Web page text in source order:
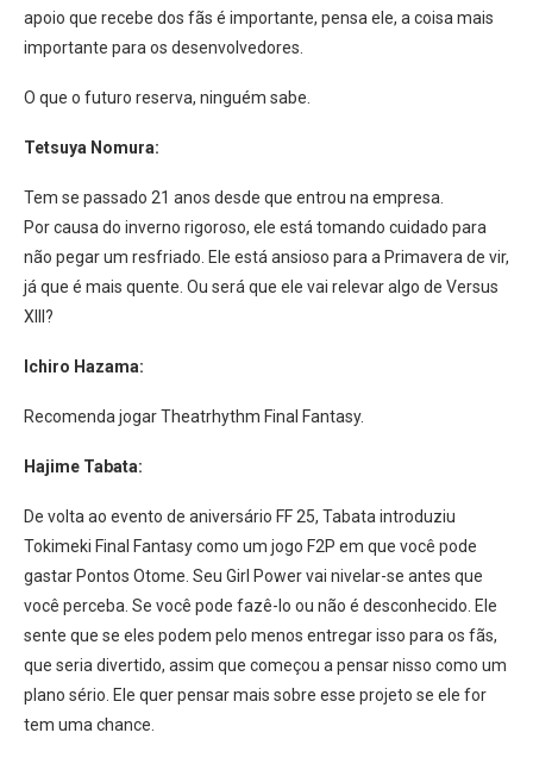
apoio que recebe dos fãs é importante, pensa ele, a coisa mais
importante para os desenvolvedores.
O que o futuro reserva, ninguém sabe.
Tetsuya Nomura:
Tem se passado 21 anos desde que entrou na empresa.
Por causa do inverno rigoroso, ele está tomando cuidado para
não pegar um resfriado. Ele está ansioso para a Primavera de vir,
já que é mais quente. Ou será que ele vai relevar algo de Versus
XIII?
Ichiro Hazama:
Recomenda jogar Theatrhythm Final Fantasy.
Hajime Tabata:
De volta ao evento de aniversário FF 25, Tabata introduziu
Tokimeki Final Fantasy como um jogo F2P em que você pode
gastar Pontos Otome. Seu Girl Power vai nivelar-se antes que
você perceba. Se você pode fazê-lo ou não é desconhecido. Ele
sente que se eles podem pelo menos entregar isso para os fãs,
que seria divertido, assim que começou a pensar nisso como um
plano sério. Ele quer pensar mais sobre esse projeto se ele for
tem uma chance.